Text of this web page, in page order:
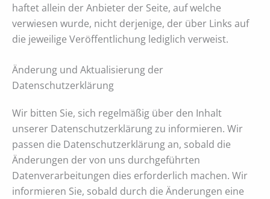
haftet allein der Anbieter der Seite, auf welche
verwiesen wurde, nicht derjenige, der über Links auf
die jeweilige Veröffentlichung lediglich verweist.
Änderung und Aktualisierung der
Datenschutzerklärung
Wir bitten Sie, sich regelmäßig über den Inhalt
unserer Datenschutzerklärung zu informieren. Wir
passen die Datenschutzerklärung an, sobald die
Änderungen der von uns durchgeführten
Datenverarbeitungen dies erforderlich machen. Wir
informieren Sie, sobald durch die Änderungen eine